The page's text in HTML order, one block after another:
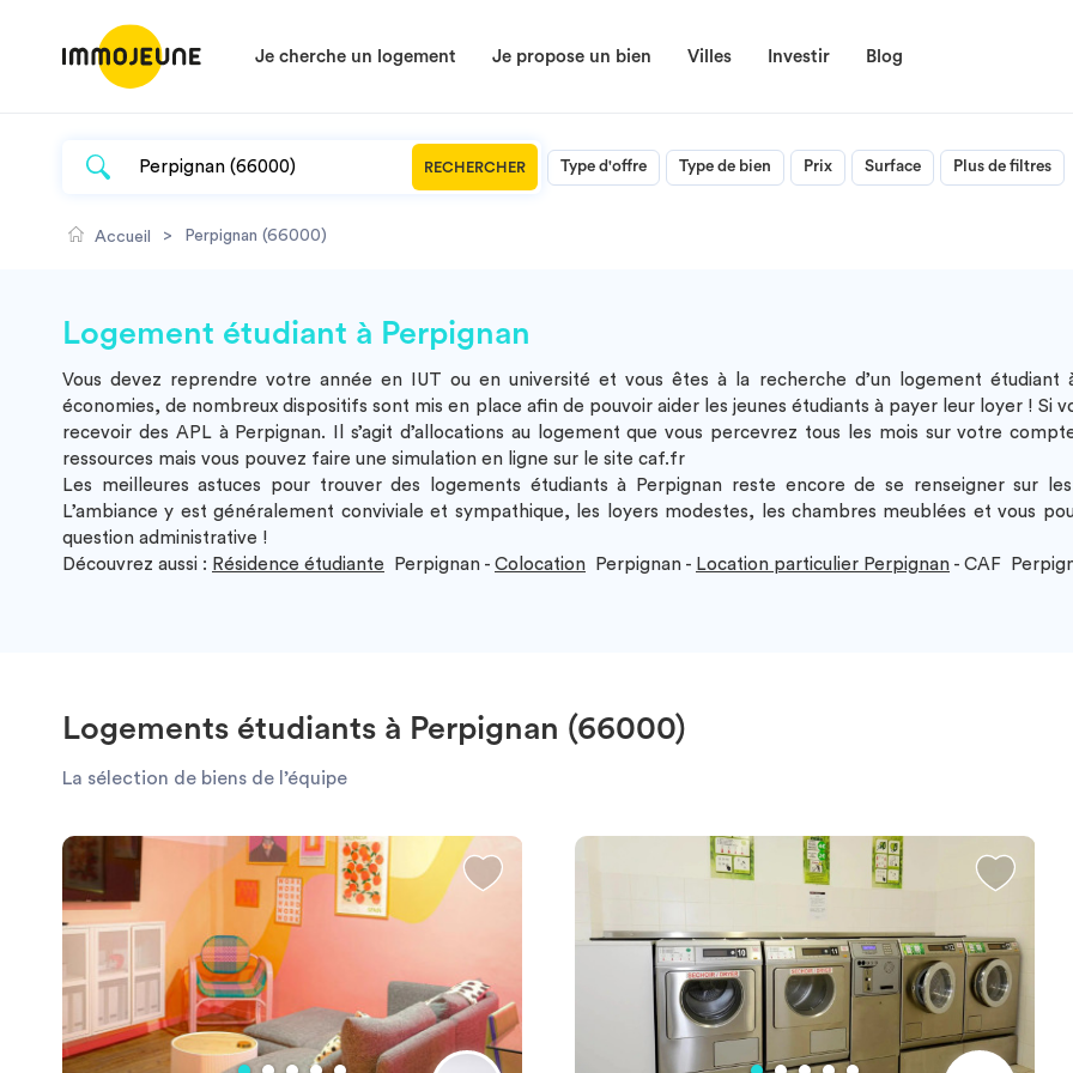
Je cherche un logement Je propose un bien Villes Investir Blog
RECHERCHER Type d'offre Type de bien Prix Surface Plus de filtres
Accueil > Perpignan (66000)
Logement étudiant à Perpignan
Vous devez reprendre votre année en IUT ou en université et vous êtes à la recherche d’un
logement étudiant
économies, de nombreux dispositifs sont mis en place afin de pouvoir aider les jeunes étudiants à payer leur loyer ! Si
recevoir des APL à Perpignan. Il s’agit d’allocations au logement que vous percevrez tous les mois sur votre
ressources mais vous pouvez faire une simulation en ligne sur le site caf.fr
Les meilleures astuces pour trouver des
logements étudiants à Perpignan reste encore de se renseigner sur
L’ambiance y est généralement conviviale et sympathique, les loyers modestes, les chambres meublées et vous
question administrative !
Découvrez aussi : Résidence étudiante Perpignan - Colocation Perpignan - Location particulier Perpignan - CAF
Logements étudiants à Perpignan (66000)
La sélection de biens de l’équipe